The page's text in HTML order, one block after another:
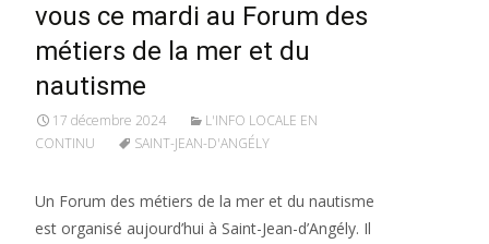
vous ce mardi au Forum des
métiers de la mer et du
nautisme
17 décembre 2024
L'INFO LOCALE EN
CONTINU
SAINT-JEAN-D'ANGÉLY
Un Forum des métiers de la mer et du nautisme
est organisé aujourd’hui à Saint-Jean-d’Angély. Il